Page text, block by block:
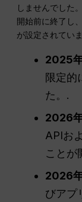
しませんでした
開始前に終了し
が設定されてい
2025
限定的
た。.
2026
APIお
ことが
2026
びアプ